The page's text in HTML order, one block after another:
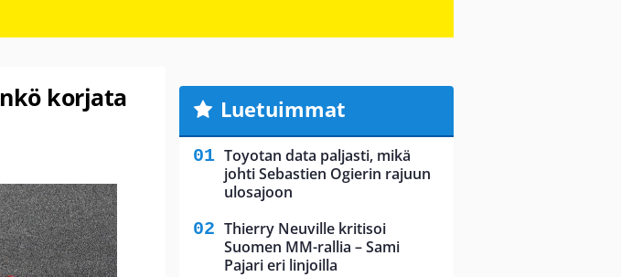
korjata
Luetuimmat
Toyotan data paljasti, mikä
johti Sebastien Ogierin rajuun
ulosajoon
Thierry Neuville kritisoi
Suomen MM-rallia – Sami
Pajari eri linjoilla